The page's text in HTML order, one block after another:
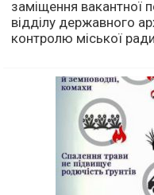
заміщення вакантної
відділу державного
контролю міської